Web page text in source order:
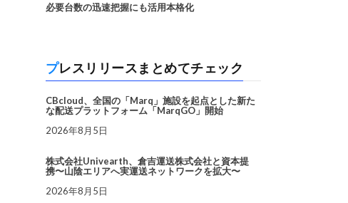
必要台数の迅速把握にも活用本格化
プレスリリースまとめてチェック
CBcloud、全国の「Marq」施設を起点とした新た
な配送プラットフォーム「MarqGO」開始
2026年8月5日
株式会社Univearth、倉吉運送株式会社と資本提
携〜山陰エリアへ実運送ネットワークを拡大〜
2026年8月5日